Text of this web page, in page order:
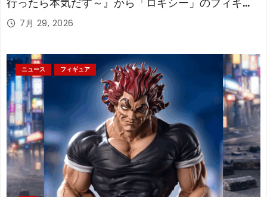
行ったら本気だす～』から「ロキシー」のフィギュ
アが登場！
7月 29, 2026
ニュース フィギュア